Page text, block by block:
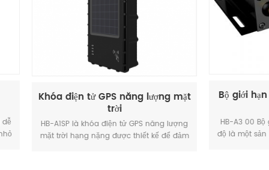
tử GPS năng lượng mặt
là khóa điện tử GPS năng lượng
nặng được thiết kế để đảm
Bộ giới hạn tốc độ và bộ
HB-A3 00 Bộ giới hạn và điều
độ là một sản phẩm có thể kiểm